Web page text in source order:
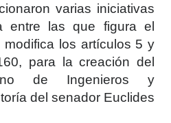
varias iniciativas
entre las que figura el
los artículos 5 y
para la creación del
de Ingenieros y
del senador Euclides